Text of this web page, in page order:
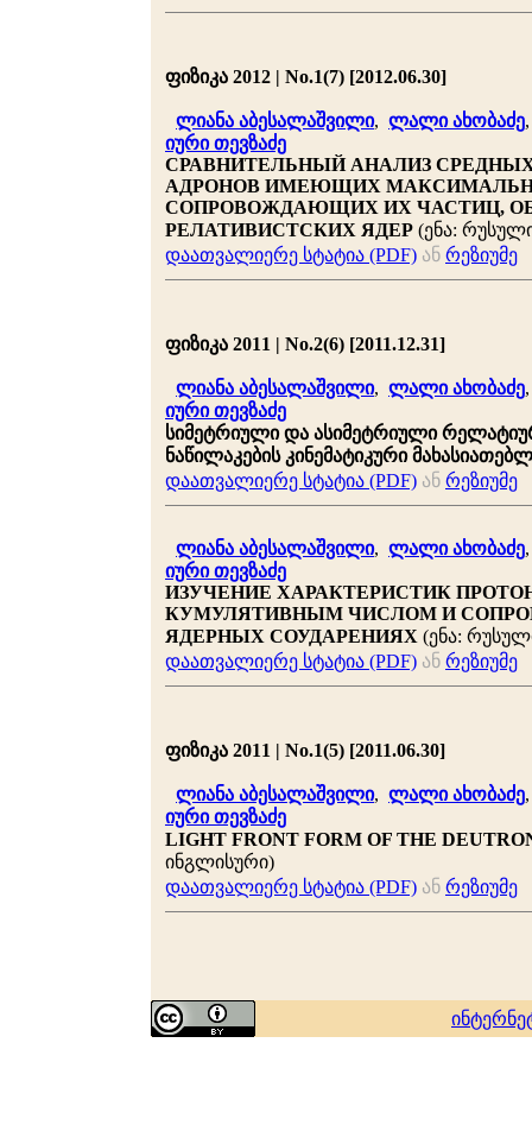
ფიზიკა 2012 | No.1(7) [2012.06.30]
ლიანა აბესალაშვილი, ლალი ახობაძე
იური თევზაძე
СРАВНИТЕЛЬНЫЙ АНАЛИЗ
АДРОНОВ ИМЕЮЩИХ
СОПРОВОЖДАЮЩИХ ИХ ЧАСТИЦ,
РЕЛАТИВИСТСКИХ ЯДЕР (ენა:
დაათვალიერე სტატია (PDF) ან რეზიუმე
ფიზიკა 2011 | No.2(6) [2011.12.31]
ლიანა აბესალაშვილი, ლალი ახობაძე
იური თევზაძე
სიმეტრიული და ასიმეტრიული
ნაწილაკების კინემატიკური
დაათვალიერე სტატია (PDF) ან რეზიუმე
ლიანა აბესალაშვილი, ლალი ახობაძე
იური თევზაძე
ИЗУЧЕНИЕ ХАРАКТЕРИСТИК
КУМУЛЯТИВНЫМ ЧИСЛОМ И
ЯДЕРНЫХ СОУДАРЕНИЯХ (ენა:
დაათვალიერე სტატია (PDF) ან რეზიუმე
ფიზიკა 2011 | No.1(5) [2011.06.30]
ლიანა აბესალაშვილი, ლალი ახობაძე
იური თევზაძე
LIGHT FRONT FORM OF THE
ინგლისური)
დაათვალიერე სტატია (PDF) ან რეზიუმე